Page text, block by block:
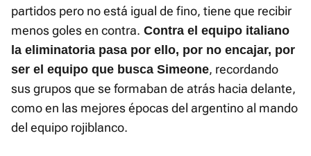
partidos pero no está igual de fino, tiene que recibir
menos goles en contra. Contra el equipo italiano
la eliminatoria pasa por ello, por no encajar, por
ser el equipo que busca Simeone, recordando
sus grupos que se formaban de atrás hacia delante,
como en las mejores épocas del argentino al mando
del equipo rojiblanco.